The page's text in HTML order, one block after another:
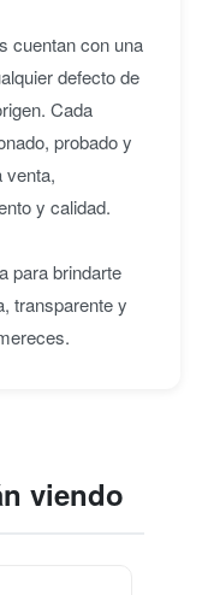
cuentan con una
defecto de
Cada
probado y
venta,
y calidad.
para brindarte
transparente y
viendo